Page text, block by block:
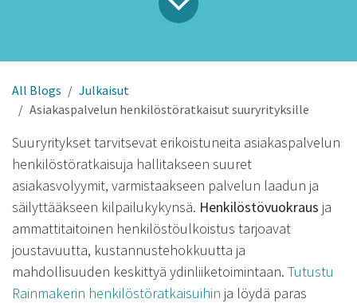
All Blogs
Julkaisut
Asiakaspalvelun henkilöstöratkaisut suuryrityksille
Suuryritykset tarvitsevat erikoistuneita asiakaspalvelun
henkilöstöratkaisuja hallitakseen suuret
asiakasvolyymit, varmistaakseen palvelun laadun ja
säilyttääkseen kilpailukykynsä. Henkilöstövuokraus ja
ammattitaitoinen henkilöstöulkoistus tarjoavat
joustavuutta, kustannustehokkuutta ja
mahdollisuuden keskittyä ydinliiketoimintaan. Tutustu
Rainmakerin henkilöstöratkaisuihin ja löydä paras